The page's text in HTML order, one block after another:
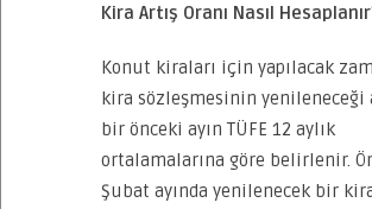
Kira Artış Oranı Nasıl
Konut kiraları için yapılacak
kira sözleşmesinin yenileneceği
bir önceki ayın TÜFE 12 aylık
ortalamalarına göre belirlenir.
Şubat ayında yenilenecek bir